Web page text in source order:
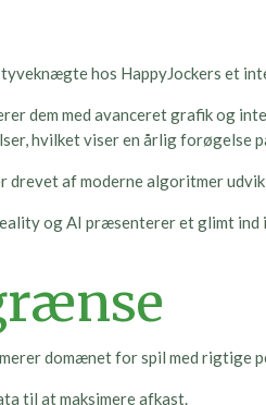
hos HappyJockers et
med avanceret grafik og
hvilket viser en årlig forøgelse
drevet af moderne algoritmer
og AI præsenterer et glimt
domænet for spil med rigtige
til at maksimere afkast.